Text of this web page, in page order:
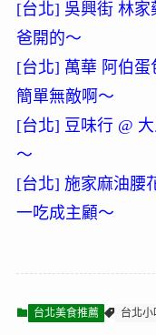
[台北] 吳興街 林家
爸開的～
[台北] 萬華 阿伯蛋
簡單無敵啊～
[台北] 豆味行 @
～
[台北] 施家麻油腰
一吃成主顧～
台北美食推薦 台北小